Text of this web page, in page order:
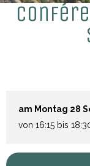
am Montag 28
von 16:15 bis